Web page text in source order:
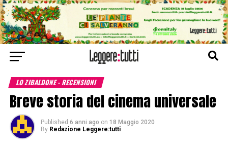
LO ZIBALDONE - RECENSIONI
Breve storia del cinema universale
Published 6 anni ago on 18 Maggio 2020
By Redazione Leggere:tutti